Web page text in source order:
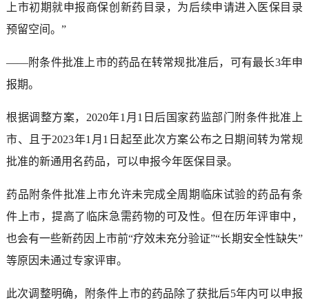
上市初期就申报商保创新药目录，为后续申请进入医保目录
预留空间。”
——附条件批准上市的药品在转常规批准后，可有最长3年申
报期。
根据调整方案，2020年1月1日后国家药监部门附条件批准上
市、且于2023年1月1日起至此次方案公布之日期间转为常规
批准的新通用名药品，可以申报今年医保目录。
药品附条件批准上市允许未完成全周期临床试验的药品有条
件上市，提高了临床急需药物的可及性。但在历年评审中，
也会有一些新药因上市前“疗效未充分验证”“长期安全性缺失”
等原因未通过专家评审。
此次调整明确，附条件上市的药品除了获批后5年内可以申报